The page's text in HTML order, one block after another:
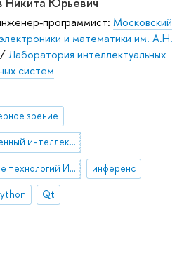
программист: Московский
и математики им. А.Н.
/Лаборатория интеллектуальных
систем
зрение
искусственный интеллект (ИИ)
внедрение технологий ИИ в робототехнике инференс
Qt